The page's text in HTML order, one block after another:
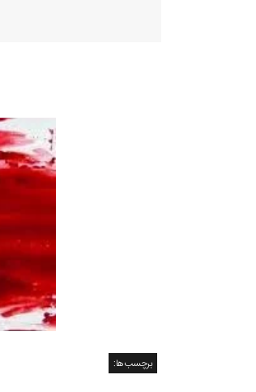
برچسب‌ها: